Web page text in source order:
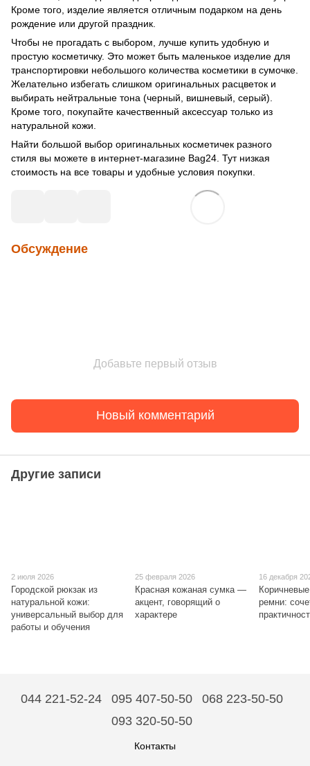
Кроме того, изделие является отличным подарком на день
рождение или другой праздник.
Чтобы не прогадать с выбором, лучше купить удобную и
простую косметичку. Это может быть маленькое изделие для
транспортировки небольшого количества косметики в сумочке.
Желательно избегать слишком оригинальных расцветок и
выбирать нейтральные тона (черный, вишневый, серый).
Кроме того, покупайте качественный аксессуар только из
натуральной кожи.
Найти большой выбор оригинальных косметичек разного
стиля вы можете в интернет-магазине Bag24. Тут низкая
стоимость на все товары и удобные условия покупки.
Обсуждение
Добавьте первый отзыв
Новый комментарий
Другие записи
2 июля 2026
Городской рюкзак из
натуральной кожи:
универсальный выбор для
работы и обучения
25 февраля 2026
Красная кожаная сумка —
акцент, говорящий о
характере
16 декабря
ремни:
044 221-52-24 095 407-50-50
068 223-50-50
093 320-50-50
Контакты